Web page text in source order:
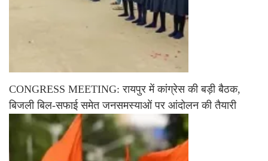
CONGRESS MEETING: रायपुर में कांग्रेस की बड़ी बैठक,
बिजली बिल-सफाई समेत जनसमस्याओं पर आंदोलन की तैयारी